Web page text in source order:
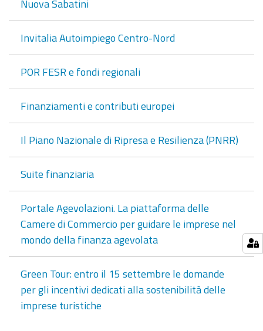
Nuova Sabatini
Invitalia Autoimpiego Centro-Nord
POR FESR e fondi regionali
Finanziamenti e contributi europei
Il Piano Nazionale di Ripresa e Resilienza (PNRR)
Suite finanziaria
Portale Agevolazioni. La piattaforma delle
Camere di Commercio per guidare le imprese nel
mondo della finanza agevolata
Green Tour: entro il 15 settembre le domande
per gli incentivi dedicati alla sostenibilità delle
imprese turistiche